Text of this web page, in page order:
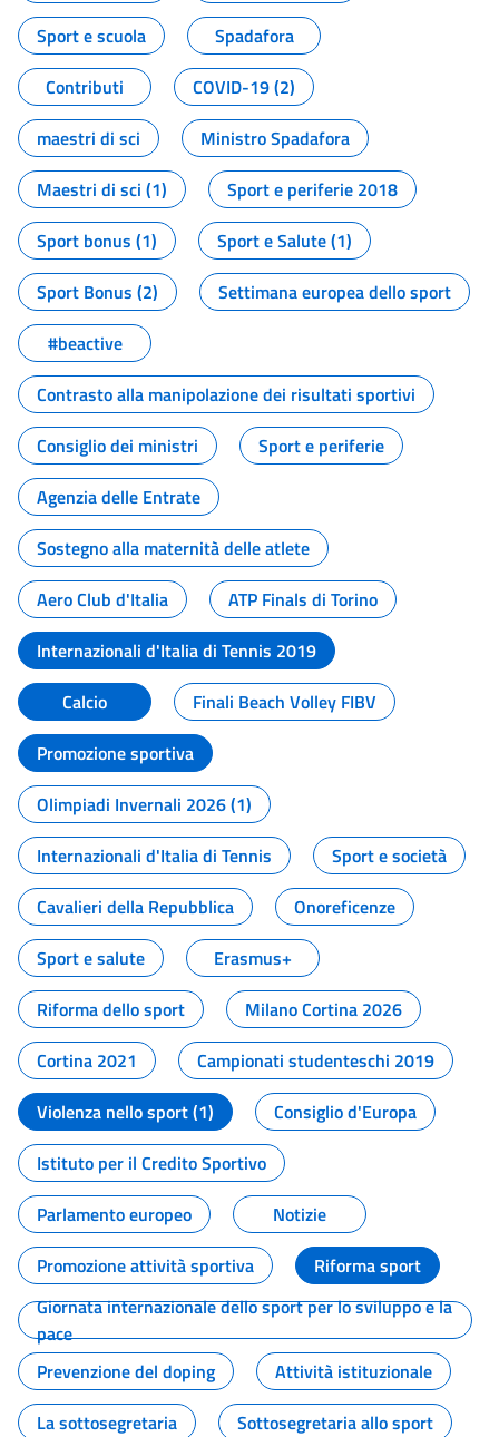
Sport e scuola
Spadafora
Contributi
COVID-19 (2)
maestri di sci
Ministro Spadafora
Maestri di sci (1)
Sport e periferie 2018
Sport bonus (1)
Sport e Salute (1)
Sport Bonus (2)
Settimana europea dello sport
#beactive
Contrasto alla manipolazione dei risultati sportivi
Consiglio dei ministri
Sport e periferie
Agenzia delle Entrate
Sostegno alla maternità delle atlete
Aero Club d'Italia
ATP Finals di Torino
Internazionali d'Italia di Tennis 2019
Calcio
Finali Beach Volley FIBV
Promozione sportiva
Olimpiadi Invernali 2026 (1)
Internazionali d'Italia di Tennis
Sport e società
Cavalieri della Repubblica
Onoreficenze
Sport e salute
Erasmus+
Riforma dello sport
Milano Cortina 2026
Cortina 2021
Campionati studenteschi 2019
Violenza nello sport (1)
Consiglio d'Europa
Istituto per il Credito Sportivo
Parlamento europeo
Notizie
Promozione attività sportiva
Riforma sport
Giornata internazionale dello sport per lo sviluppo e la
pace
Prevenzione del doping
Attività istituzionale
La sottosegretaria
Sottosegretaria allo sport